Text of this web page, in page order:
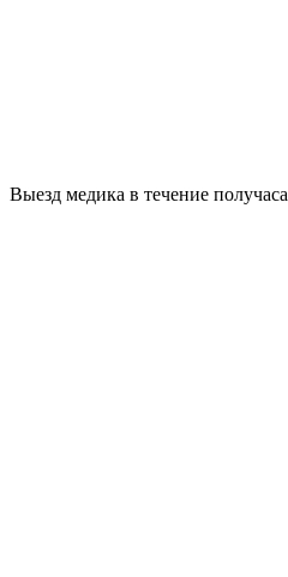
Выезд медика в течение получаса